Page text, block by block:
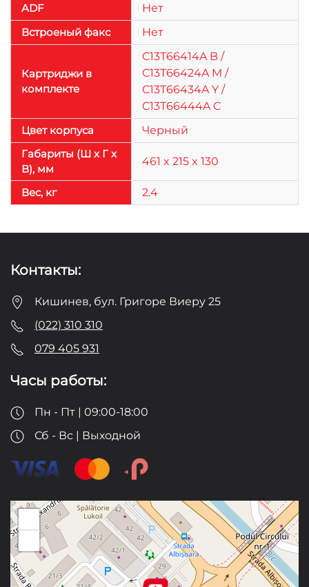
ADF
Нет
Встроеный факс
Нет
Картриджи в
комплекте
C13T66414A B /
C13T66424A M /
C13T66434A Y /
C13T66444A C
Цвет корпуса
Черный
Габариты (Ш x Г x
В), мм
461 x 215 x 130
Веc, кг 2.4
Контакты:
Кишинев, бул. Григоре Виеру 25
(022) 310 310
079 405 931
Часы работы:
Пн - Пт | 09:00-18:00
Сб - Вс | Выходной